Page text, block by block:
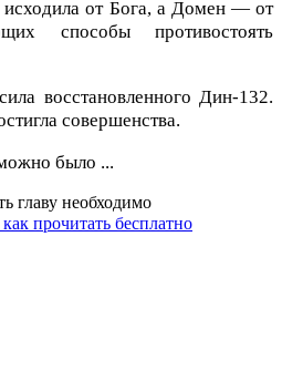
исходила от Бога, а Домен — от
способы противостоять
восстановленного Дин-132.
совершенства.
было ...
главу необходимо
прочитать бесплатно